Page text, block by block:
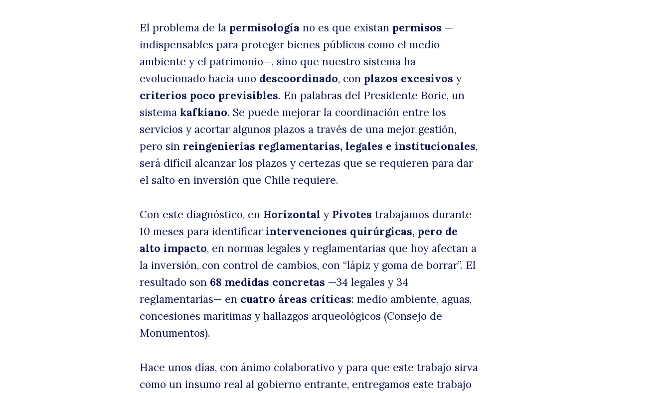
de
El problema de la permisología no es que existan permisos —
indispensables para proteger bienes públicos como el medio
ambiente y el patrimonio—, sino que nuestro sistema ha
evolucionado hacia uno descoordinado, con plazos excesivos y
criterios poco previsibles. En palabras del Presidente Boric, un
sistema kafkiano. Se puede mejorar la coordinación entre los
servicios y acortar algunos plazos a través de una mejor gestión,
pero sin reingenierías reglamentarias, legales e institucionales,
será difícil alcanzar los plazos y certezas que se requieren para dar
el salto en inversión que Chile requiere.
Con este diagnóstico, en Horizontal y Pivotes trabajamos durante
10 meses para identificar intervenciones quirúrgicas, pero de
alto impacto, en normas legales y reglamentarias que hoy afectan a
la inversión, con control de cambios, con “lápiz y goma de borrar”. El
resultado son 68 medidas concretas —34 legales y 34
reglamentarias— en cuatro áreas críticas: medio ambiente, aguas,
concesiones marítimas y hallazgos arqueológicos (Consejo de
Monumentos).
Hace unos días, con ánimo colaborativo y para que este trabajo sirva
como un insumo real al gobierno entrante, entregamos este trabajo